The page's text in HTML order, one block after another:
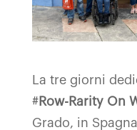
La tre giorni
#Row-Rarity On
Grado, in